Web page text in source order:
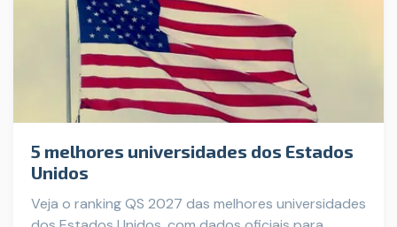
5 melhores universidades dos Estados
Unidos
Veja o ranking QS 2027 das melhores universidades